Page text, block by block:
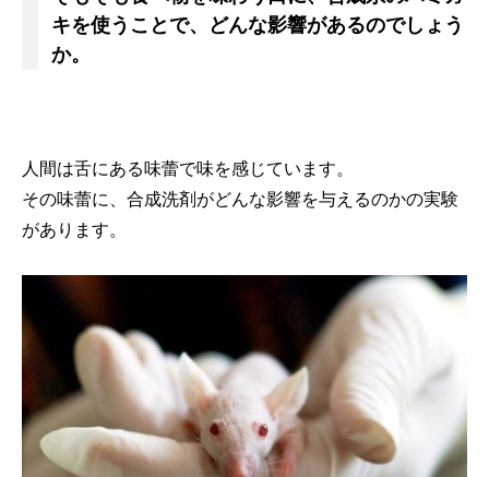
キを使うことで、どんな影響があるのでしょう
か。
人間は舌にある味蕾で味を感じています。
その味蕾に、合成洗剤がどんな影響を与えるのかの実験
があります。